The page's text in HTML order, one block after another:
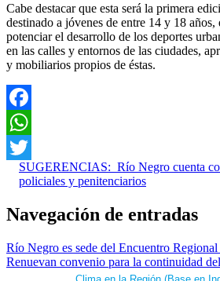
Cabe destacar que esta será la primera
destinado a jóvenes de entre 14 y 18
potenciar el desarrollo de los deportes
en las calles y entornos de las ciudades,
y mobiliarios propios de éstas.
Facebook
WhatsApp
Twitter
SUGERENCIAS: Río Negro cuenta
policiales y penitenciarios
Navegación de entradas
Río Negro es sede del Encuentro
Renuevan convenio para la continuidad